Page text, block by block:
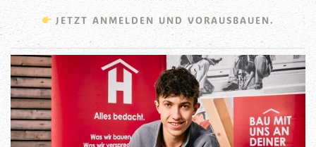
JETZT ANMELDEN UND VORAUSBAUEN.